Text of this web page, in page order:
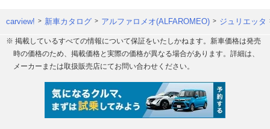
carview! 新車カタログ アルファロメオ(ALFAROMEO) ジュリエッタ
※ 掲載しているすべての情報について保証をいたしかねます。新車価格は発売
時の価格のため、掲載価格と実際の価格が異なる場合があります。詳細は、
メーカーまたは取扱販売店にてお問い合わせください。